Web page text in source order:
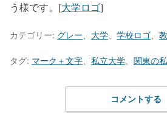
う様です。[大学ロゴ]
カテゴリー: グレー 大学 学校ロゴ
タグ: マーク＋文字 私立大学 関東の
コメントする